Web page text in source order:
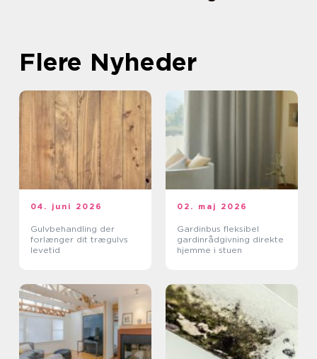
Flere Nyheder
04. juni 2026
Gulvbehandling der
forlænger dit trægulvs
levetid
02. maj 2026
Gardinbus fleksibel
gardinrådgivning direkte
hjemme i stuen